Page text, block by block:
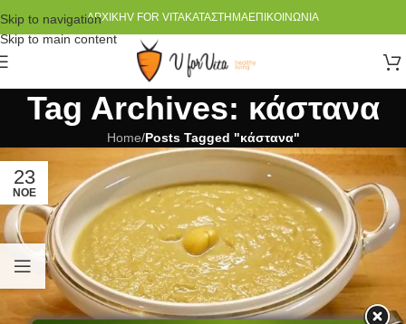
Skip to navigation
Skip to main content
ΑΡΧΙΚΉV FOR VITAΚΑΤΆΣΤΗΜΑΕΠΙΚΟΙΝΩΝΊΑ
Tag Archives: κάστανα
Home/Posts Tagged "κάστανα"
23
ΝΟΈ